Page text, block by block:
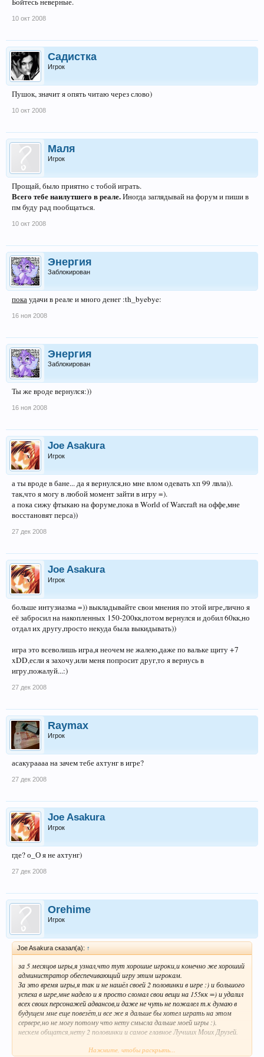
10 окт 2008
Садистка
Игрок
Пушок, значит я опять читаю через слово)
10 окт 2008
Маля
Игрок
Прощай, было приятно с тобой играть.
Всего тебе наилутшего в реале.Иногда заглядывай на форум и пиши в
пм буду рад пообщаться.
10 окт 2008
Энергия
Заблокирован
покаудачи в реале и много денег :th_byebye:
16 ноя 2008
Энергия
Заблокирован
Ты же вроде вернулся:))
16 ноя 2008
Joe Asakura
Игрок
а ты вроде в бане... да я вернулся,но мне влом одевать хп 99 лвла)).
так,что я могу в любой момент зайти в игру =).
а пока сижу фтыкаю на форуме,пока в World of Warcraft на оффе,мне
восстановят перса))
27 дек 2008
Joe Asakura
Игрок
больше интузиазма =)) выкладывайте свои мнения по этой игре,лично я
её забросил на накопленных 150-200кк,потом вернулся и добил 60кк,но
отдал их другу,просто некуда была выкидывать))
игра это всеволишь игра,я неочем не жалею,даже по вальке щиту +7
xDD,если я захочу,или меня попросит друг,то я вернусь в
игру,пожалуй...:)
27 дек 2008
Raymax
Игрок
асакураааа на зачем тебе ахтунг в игре?
27 дек 2008
Joe Asakura
Игрок
где? о_О я не ахтунг)
27 дек 2008
Orehime
Игрок
Joe Asakura сказал(а): ↑
за 5 месяцов игры,я узнал,что тут хорошие игроки,и конечно же хороший
администратор обеспечивающий игру этим игрокам.
За это время игры,я так и не нашёл своей 2 половинки в игре :) и большого
успеха в игре,мне надело и я просто сломал свои вещи на 155кк =) и удалил
всех своих персонажей адвансов,и даже не чуть не пожалел т.к думаю в
будущем мне еще повезёт,и все же я дальше бы хотел играть на этом
сервере,но не могу потому что нету смысла дальше моей игры :).
нескем общатся,нету 2 половинки и самое главное Лучших Моих Друзей.
Всем Спасибо кто меня поддерживал.
Нажмите, чтобы раскрыть...